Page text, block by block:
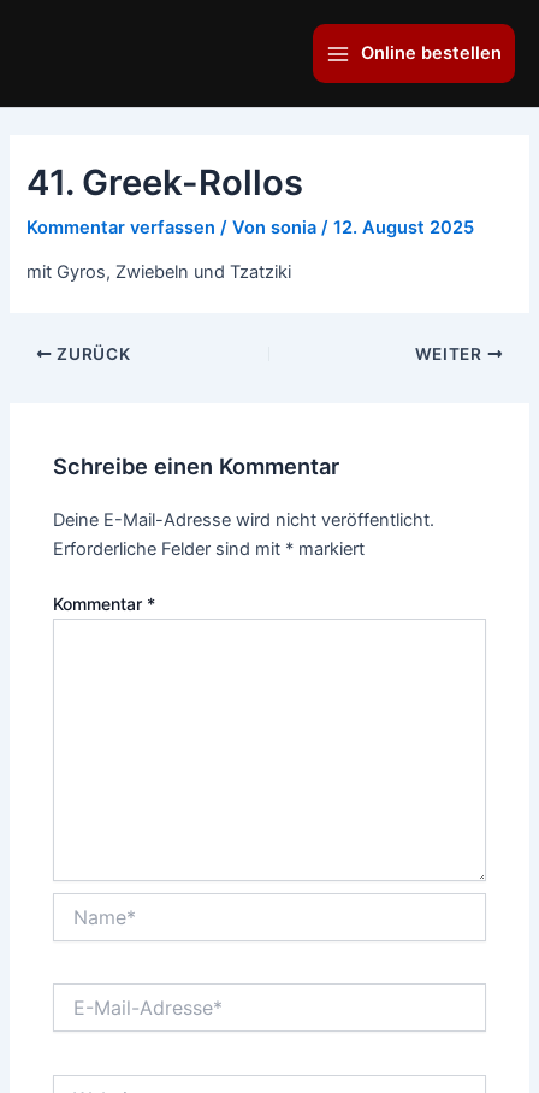
Main
Menu
Online bestellen
41. Greek-Rollos
Kommentar verfassen / Vonsonia/12. August 2025
mit Gyros, Zwiebeln und Tzatziki
ZURÜCK WEITER
Schreibe einen Kommentar
Deine E-Mail-Adresse wird nicht veröffentlicht.
Erforderliche Felder sind mit * markiert
Kommentar *
Mail-